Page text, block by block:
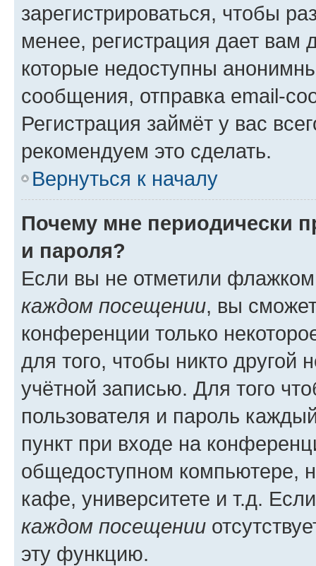
зарегистрироваться, чтобы
менее, регистрация дает вам
которые недоступны
сообщения, отправка email-
Регистрация займёт у вас
рекомендуем это сделать.
Вернуться к началу
Почему мне периодически
и пароля?
Если вы не отметили
каждом посещении, вы
конференции только
для того, чтобы никто другой
учётной записью. Для того
пользователя и пароль
пункт при входе на
общедоступном компьютере,
кафе, университете и т.д.
каждом посещении
эту функцию.